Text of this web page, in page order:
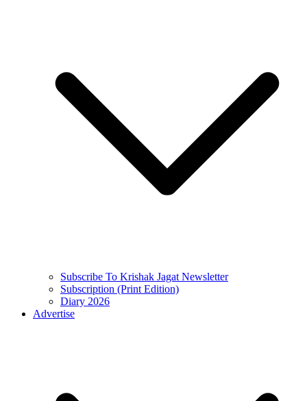
Subscribe To Krishak Jagat Newsletter
Subscription (Print Edition)
Diary 2026
Advertise